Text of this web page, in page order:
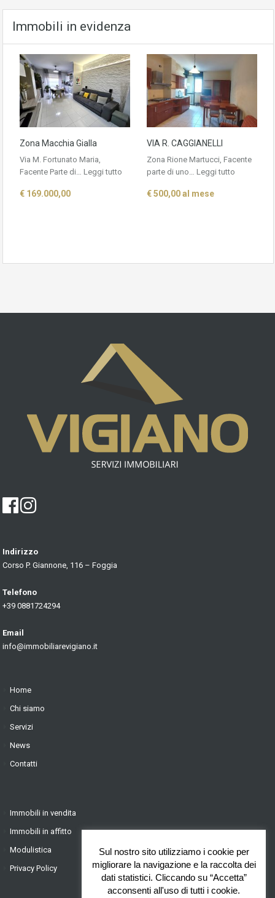
Immobili in evidenza
Zona Macchia Gialla
Via M. Fortunato Maria,
Facente Parte di… Leggi tutto
€ 169.000,00
VIA R. CAGGIANELLI
Zona Rione Martucci, Facente
parte di uno… Leggi tutto
€ 500,00 al mese
Indirizzo
Corso P. Giannone, 116 – Foggia
Telefono
+39 0881724294
Email
info@immobiliarevigiano.it
Home
Chi siamo
Servizi
News
Contatti
Immobili in vendita
Immobili in affitto
Modulistica
Privacy Policy
Sul nostro sito utilizziamo i cookie per
migliorare la navigazione e la raccolta dei
dati statistici. Cliccando su “Accetta”
acconsenti all'uso di tutti i cookie.